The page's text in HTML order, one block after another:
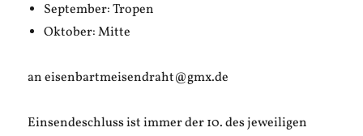
September: Tropen
Oktober: Mitte
an eisenbartmeisendraht@gmx.de
Einsendeschluss ist immer der 10. des jeweiligen